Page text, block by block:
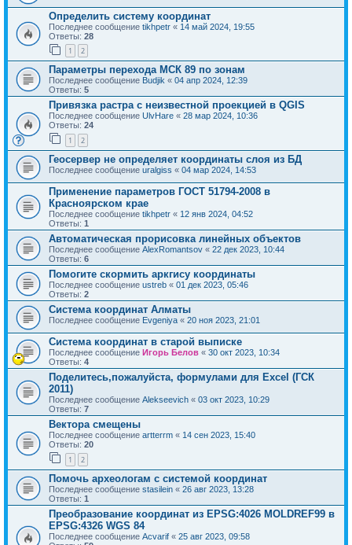
Определить систему координат
Последнее сообщение tikhpetr « 14 май 2024, 19:55
Ответы: 28
1 2
Параметры перехода МСК 89 по зонам
Последнее сообщение Budjik « 04 апр 2024, 12:39
Ответы: 5
Привязка растра с неизвестной проекцией в QGIS
Последнее сообщение UlvHare « 28 мар 2024, 10:36
Ответы: 24
1 2
Геосервер не определяет координаты слоя из БД
Последнее сообщение uralgiss « 04 мар 2024, 14:53
Применение параметров ГОСТ 51794-2008 в
Красноярском крае
Последнее сообщение tikhpetr « 12 янв 2024, 04:52
Ответы: 1
Автоматическая прорисовка линейных объектов
Последнее сообщение AlexRomantsov « 22 дек 2023, 10:44
Ответы: 6
Помогите скормить аркгису координаты
Последнее сообщение ustreb « 01 дек 2023, 05:46
Ответы: 2
Система координат Алматы
Последнее сообщение Evgeniya « 20 ноя 2023, 21:01
Система координат в старой выписке
Последнее сообщение Игорь Белов « 30 окт 2023, 10:34
Ответы: 4
Поделитесь,пожалуйста, формулами для Excel (ГСК
2011)
Последнее сообщение Alekseevich « 03 окт 2023, 10:29
Ответы: 7
Вектора смещены
Последнее сообщение artterrm « 14 сен 2023, 15:40
Ответы: 20
1 2
Помочь археологам с системой координат
Последнее сообщение stasilein « 26 авг 2023, 13:28
Ответы: 1
Преобразование координат из EPSG:4026 MOLDREF99 в
EPSG:4326 WGS 84
Последнее сообщение Acvarif « 25 авг 2023, 09:58